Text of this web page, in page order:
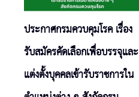
ประกาศกรมควบคุมโรค เรื่อง
รับสมัครคัดเลือกเพื่อบรรจุและ
แต่งตั้งบุคคลเข้ารับราชการใน